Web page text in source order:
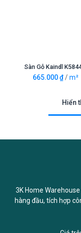
Sàn Gỗ Kaindl
665.000₫ /m²
Hiển
3K Home
hàng đầu, tích hợp